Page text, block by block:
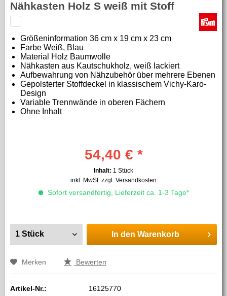
Nähkasten Holz S weiß mit Stoff
Größeninformation 36 cm x 19 cm x 23 cm
Farbe Weiß, Blau
Material
Holz Baumwolle
Nähkasten aus Kautschukholz, weiß lackiert
Aufbewahrung von Nähzubehör über mehrere Ebenen
Gepolsterter Stoffdeckel in klassischem Vichy-Karo-
Design
Variable Trennwände in oberen Fächern
Ohne Inhalt
54,40 € *
Inhalt: 1 Stück
inkl. MwSt. zzgl. Versandkosten
Sofort versandfertig, Lieferzeit ca. 1-3 Tage*
In den Warenkorb
Merken Bewerten
Artikel-Nr.: 16125770